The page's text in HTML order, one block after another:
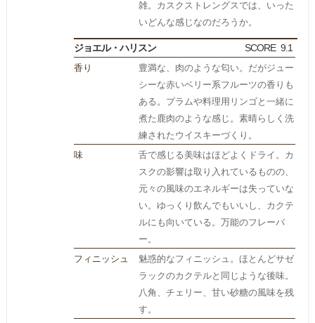
雑。カスクストレングスでは、いった
いどんな感じなのだろうか。
ジョエル・ハリスン SCORE 9.1
香り
豊満な、肉のような匂い。だがジュー
シーな赤いベリー系フルーツの香りも
ある。プラムや料理用リンゴと一緒に
煮た鹿肉のような感じ。素晴らしく洗
練されたウイスキーづくり。
味
舌で感じる美味はほどよくドライ。カ
スクの影響は取り入れているものの、
元々の風味のエネルギーは失っていな
い。ゆっくり飲んでもいいし、カクテ
ルにも向いている。万能のフレーバ
ー。
フィニッシュ
魅惑的なフィニッシュ。ほとんどサゼ
ラックのカクテルと同じような後味。
八角、チェリー、甘い砂糖の風味を残
す。